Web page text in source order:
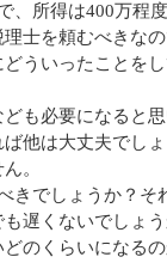
、所得は400万程度
士を頼むべきな
ういったことを
も必要になると
他は大丈夫でし
。
きでしょうか？そ
遅くないでしょう
のくらいになる